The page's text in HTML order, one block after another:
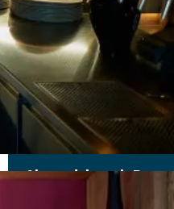
Marktplatz 1, 82031
Tel.: Tel.: 089-6419340
Details
www.alterwirt.de
Altstadthotel,